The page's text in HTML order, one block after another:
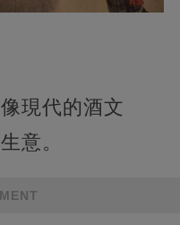
現代的酒文
意。